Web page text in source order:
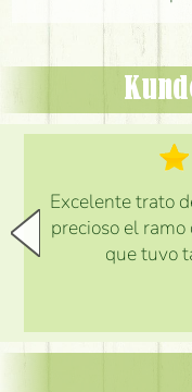
Excelente trato
precioso el
que tuvo